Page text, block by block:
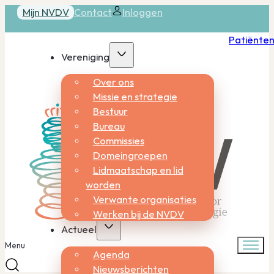
Mijn NVDV Contact Inloggen
Vereniging
Over ons
Missie en strategie
Bestuur
Bureau
Commissies
Domeingroepen
Lidmaatschap en lid
worden
Verwante organisaties
Werken bij de NVDV
Actueel
Agenda
Nieuwsberichten
Menu